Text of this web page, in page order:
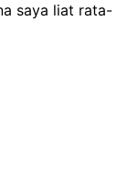
saya liat rata-